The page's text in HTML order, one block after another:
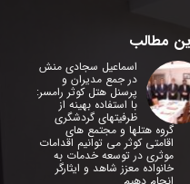
مطالب
اسماعیل سجادی منش
در جمع مدیران و
پرسنل هتل کوثر رامسر:
با استفاده بهینه از
ظرفیتهای گردشگری
گروه هتلها و مجتمع های
اقامتی کوثر می توانیم اقدامات
موثری در توسعه خدمات به
خانواده معزز شاهد و ایثارگر